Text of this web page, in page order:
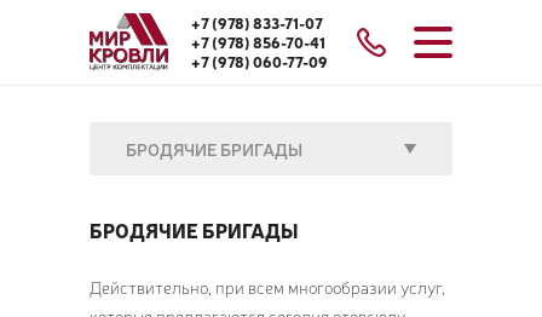
+7 (978) 833-71-07
+7 (978) 856-70-41
+7 (978) 060-77-09
БРОДЯЧИЕ БРИГАДЫ
БРОДЯЧИЕ БРИГАДЫ
Действительно, при всем многообразии услуг,